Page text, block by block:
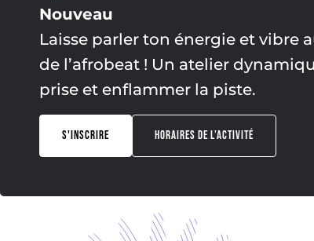
Nouveau
Laisse parler ton énergie et vibre
de l’afrobeat ! Un atelier
prise et enflammer la piste.
S'INSCRIRE HORAIRES DE L’ACTIVITÉ